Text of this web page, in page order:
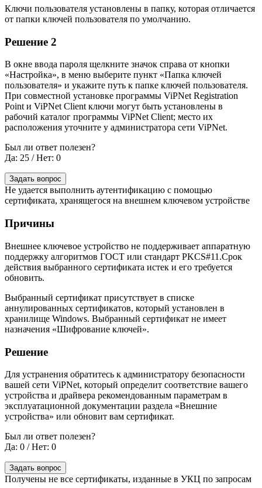
Ключи пользователя установлены в папку, которая отличается
от папки ключей пользователя по умолчанию.
Решение 2
В окне ввода пароля щелкните значок справа от кнопки
«Настройка», в меню выберите пункт «Папка ключей
пользователя» и укажите путь к папке ключей пользователя.
При совместной установке программы ViPNet Registration
Point и ViPNet Client ключи могут быть установлены в
рабочий каталог программы ViPNet Client; место их
расположения уточните у администратора сети ViPNet.
Был ли ответ полезен?
Да: 25 / Нет: 0
Задать вопрос
Не удается выполнить аутентификацию с помощью
сертификата, хранящегося на внешнем ключевом устройстве
Причины
Внешнее ключевое устройство не поддерживает аппаратную
поддержку алгоритмов ГОСТ или стандарт PKCS#11.Срок
действия выбранного сертификата истек и его требуется
обновить.
Выбранный сертификат присутствует в списке
аннулированных сертификатов, который установлен в
хранилище Windows. Выбранный сертификат не имеет
назначения «Шифрование ключей».
Решение
Для устранения обратитесь к администратору безопасности
вашей сети ViPNet, который определит соответствие вашего
устройства и драйвера рекомендованным параметрам в
эксплуатационной документации раздела «Внешние
устройства» или обновит вам сертификат.
Был ли ответ полезен?
Да: 0 / Нет: 0
Задать вопрос
Получены не все сертификаты, изданные в УКЦ по запросам